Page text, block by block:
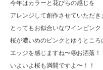
今年はカラーと花びらの感じを
アレンジして創作させていただ
とってもお似合いなワインピンク
桜が濃いめのピンクとゆうところ
エッジを感じますね〜🤩お洒落！
いよいよ桜も満開ですよ〜！！